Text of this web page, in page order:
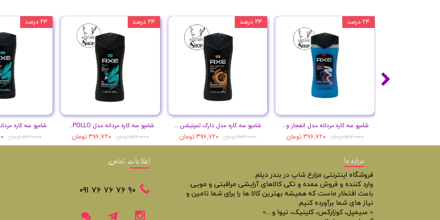
۵۲۲,۰۰۰ تومان
۲۴ درصد
شامپو سه کاره مردانه مدل APOLLO حجم 250 میل
۵۲۲,۰۰۰ تومان ۳۹۶,۷۲۰ تومان
۲۴ درصد
شامپو سه کاره مدل دارک تمپتیشن حجم 250 میل
۵۲۲,۰۰۰ تومان ۳۹۶,۷۲۰ تومان
۲۴ درصد
شامپو سه کاره مردانه مدل انفجار ورزشی حجم 250 میل
۵۲۲,۰۰۰ تومان ۳۹۶,۷۲۰ تومان
۲۴ درصد
درباره ما
فروشگاه اینترنتی مزارع شاپ در بندر دیلم.
وارد کننده و فروش عمده و تکی کالاهای آرایشی مراقبتی و مویی.
باعث افتخار ماست که همیشه بهترین کالا ها را برای شما تامین و
نیاز های شما برآورده کنیم.
« سیمپل، کوزارکس، کلینیک، نیوا و...»
اطلاعات تماس
​​٩٠ ٧۶ ٧۶ ٧۶ ٠٩١